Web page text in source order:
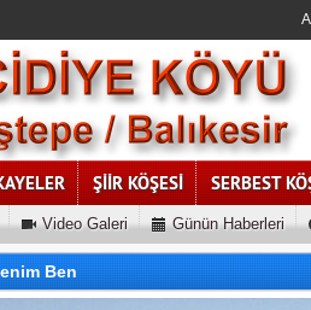
ŞİİR KÖŞESİ SERBEST
Video Galeri Günün Haberleri
Ben